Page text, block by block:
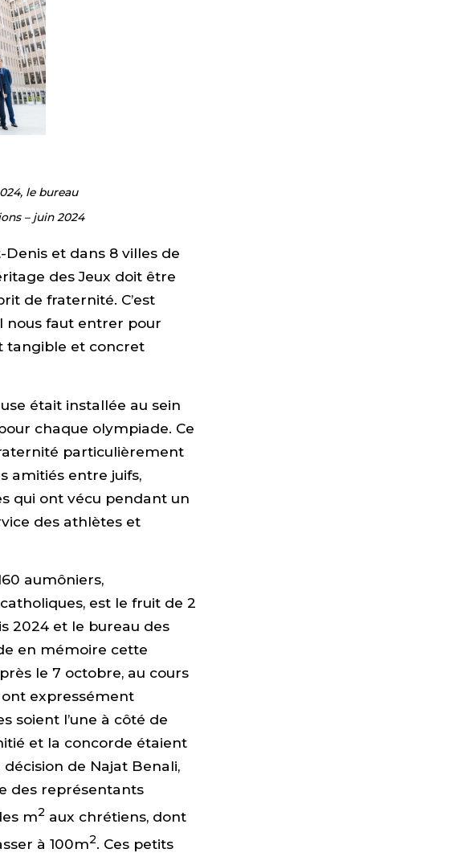
le bureau
– juin 2024
et dans 8 villes de
des Jeux doit être
de fraternité. C’est
nous faut entrer pour
tangible et concret
était installée au sein
chaque olympiade. Ce
particulièrement
amitiés entre juifs,
qui ont vécu pendant un
des athlètes et
aumôniers,
est le fruit de 2
2024 et le bureau des
en mémoire cette
le 7 octobre, au cours
expressément
soient l’une à côté de
et la concorde étaient
de Najat Benali,
des représentants
m2 aux chrétiens, dont
à 100m2. Ces petits